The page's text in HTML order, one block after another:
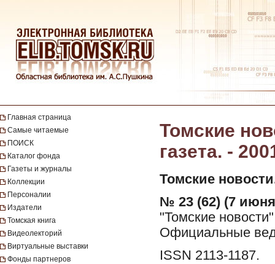
Главная страница
Самые читаемые
ПОИСК
Каталог фонда
Газеты и журналы
Коллекции
Персоналии
Издатели
Томская книга
Видеолекторий
Виртуальные выставки
Фонды партнеров
Томские
газета. -
Томские
№ 23 (62) (7
"Томские
Официальные
ISSN 2113-1187.